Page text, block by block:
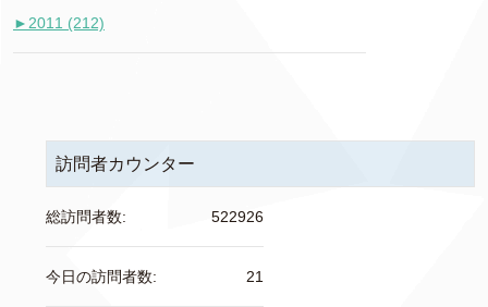
► 2011 (212)
訪問者カウンター
522926
総訪問者数:
21
今日の訪問者数: